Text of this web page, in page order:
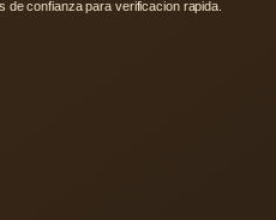
confianza para verificacion rapida.